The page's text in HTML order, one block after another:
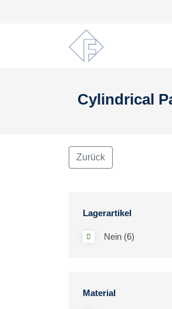
Cylindrical
Zurück
Lagerartikel
Nein (6)
Material